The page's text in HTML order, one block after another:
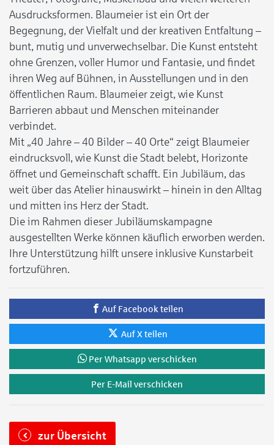
Ausdrucksformen. Blaumeier ist ein Ort der
Begegnung, der Vielfalt und der kreativen Entfaltung –
bunt, mutig und unverwechselbar. Die Kunst entsteht
ohne Grenzen, voller Humor und Fantasie, und findet
ihren Weg auf Bühnen, in Ausstellungen und in den
öffentlichen Raum. Blaumeier zeigt, wie Kunst
Barrieren abbaut und Menschen miteinander
verbindet.
Mit „40 Jahre – 40 Bilder – 40 Orte“ zeigt Blaumeier
eindrucksvoll, wie Kunst die Stadt belebt, Horizonte
öffnet und Gemeinschaft schafft. Ein Jubiläum, das
weit über das Atelier hinauswirkt – hinein in den Alltag
und mitten ins Herz der Stadt.
Die im Rahmen dieser Jubiläumskampagne
ausgestellten Werke können käuflich erworben werden.
Ihre Unterstützung hilft unsere inklusive Kunstarbeit
fortzuführen.
Auf Facebook teilen
Auf X teilen
Per Whatsapp verschicken
Per E-Mail verschicken
zur Übersicht